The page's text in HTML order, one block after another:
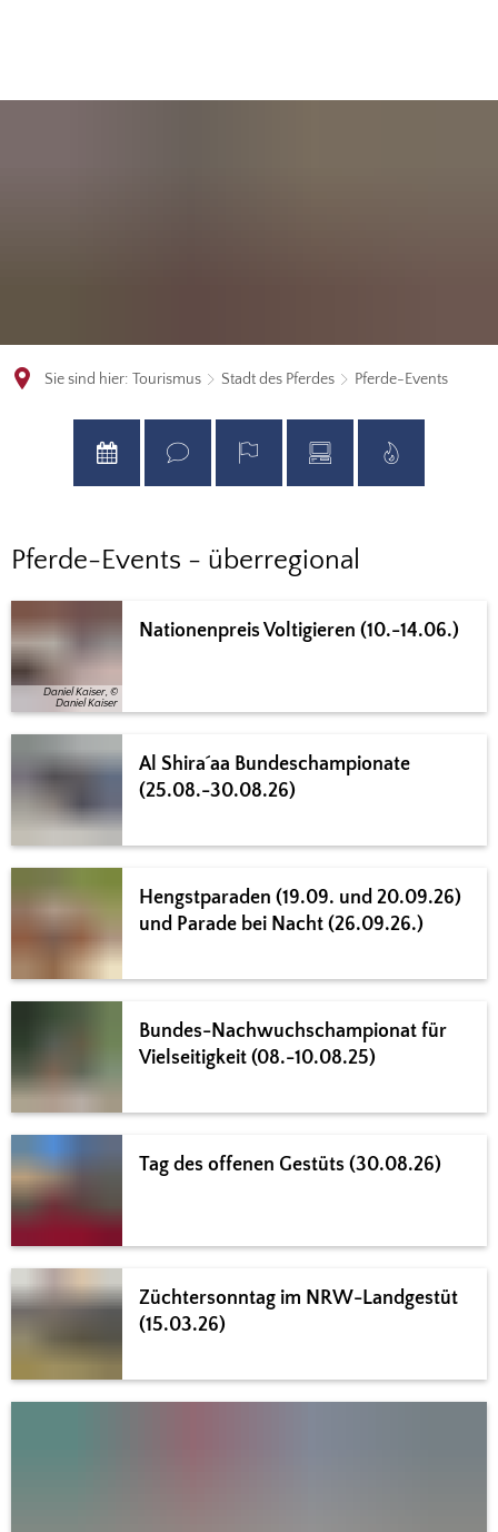
Sie sind hier: Tourismus Stadt des Pferdes Pferde-Events
Pferde-
Events
Pferde-Events - überregional
Daniel Kaiser, ©
Daniel Kaiser
Nationenpreis Voltigieren (10.-14.06.)
Al Shira´aa Bundeschampionate
(25.08.-30.08.26)
Hengstparaden (19.09. und 20.09.26)
und Parade bei Nacht (26.09.26.)
Bundes-Nachwuchschampionat für
Vielseitigkeit (08.-10.08.25)
Tag des offenen Gestüts (30.08.26)
Züchtersonntag im NRW-Landgestüt
(15.03.26)